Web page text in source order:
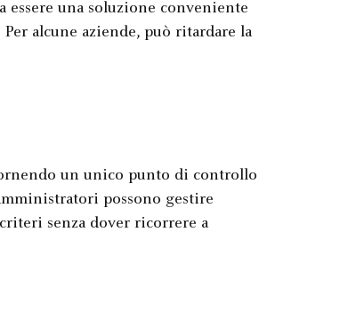
essere una soluzione conveniente
alcune aziende, può ritardare la
un unico punto di controllo
possono gestire
senza dover ricorrere a